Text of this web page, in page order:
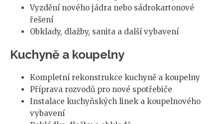
Vyzdění nového jádra nebo sádrokartonové
řešení
Obklady, dlažby, sanita a další vybavení
Kuchyně a koupelny
Kompletní rekonstrukce kuchyně a koupelny
Příprava rozvodů pro nové spotřebiče
Instalace kuchyňských linek a koupelnového
vybavení